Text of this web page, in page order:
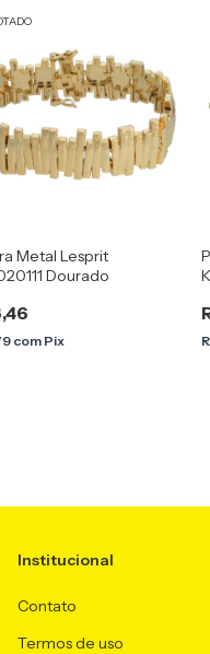
Metal Lesprit
Dourado
com Pix
Institucional
Contato
Termos de uso